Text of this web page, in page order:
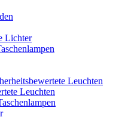
Lichter
Leuchten
Leuchten